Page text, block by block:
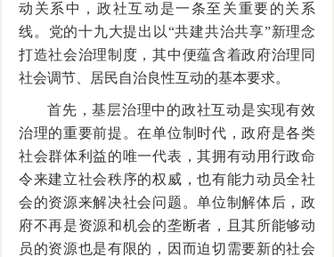
动关系中，政社互动是一条至关重要的关系
线。党的十九大提出以“共建共治共享”新理念
打造社会治理制度，其中便蕴含着政府治理同
社会调节、居民自治良性互动的基本要求。
首先，基层治理中的政社互动是实现有效
治理的重要前提。在单位制时代，政府是各类
社会群体利益的唯一代表，其拥有动用行政命
令来建立社会秩序的权威，也有能力动员全社
会的资源来解决社会问题。单位制解体后，政
府不再是资源和机会的垄断者，且其所能够动
员的资源也是有限的，因而迫切需要新的社会